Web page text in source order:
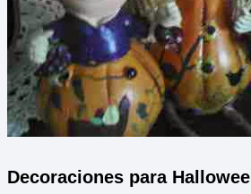
Decoraciones para